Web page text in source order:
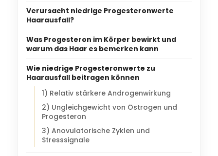
Verursacht niedrige Progesteronwerte
Haarausfall?
Was Progesteron im Körper bewirkt und
warum das Haar es bemerken kann
Wie niedrige Progesteronwerte zu
Haarausfall beitragen können
1) Relativ stärkere Androgenwirkung
2) Ungleichgewicht von Östrogen und
Progesteron
3) Anovulatorische Zyklen und
Stresssignale